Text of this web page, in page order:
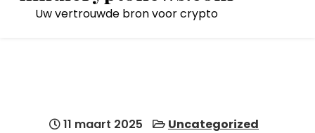
Uw vertrouwde bron voor crypto
11 maart 2025 Uncategorized